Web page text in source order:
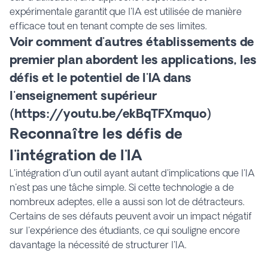
expérimentale garantit que l'IA est utilisée de manière
efficace tout en tenant compte de ses limites.
Voir comment d'autres établissements de
premier plan abordent les applications, les
défis et le potentiel de l'IA dans
l'enseignement supérieur
(https://youtu.be/ekBqTFXmquo)
Reconnaître les défis de
l'intégration de l'IA
L'intégration d'un outil ayant autant d'implications que l'IA
n'est pas une tâche simple. Si cette technologie a de
nombreux adeptes, elle a aussi son lot de détracteurs.
Certains de ses défauts peuvent avoir un impact négatif
sur l'expérience des étudiants, ce qui souligne encore
davantage la nécessité de structurer l'IA.